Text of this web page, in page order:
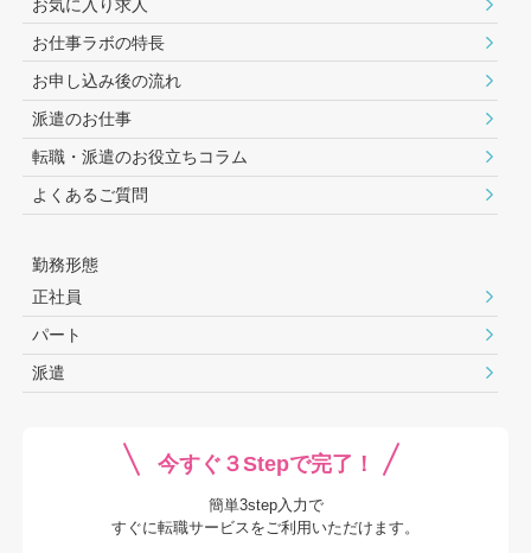
お気に入り求人
お仕事ラボの特長
お申し込み後の流れ
派遣のお仕事
転職・派遣のお役⽴ちコラム
よくあるご質問
勤務形態
正社員
パート
派遣
今すぐ３Stepで完了！
簡単3step入力で
すぐに転職サービスをご利用いただけます。